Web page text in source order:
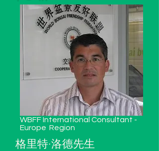
WBFF International Consultant -
Europe Region
格里特·洛德先生